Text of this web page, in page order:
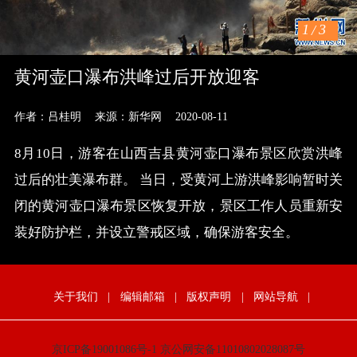
1 /3
黄河壶口瀑布洪峰过后开放迎客
作者：吕桂明 来源：新华网 2020-08-11
8月10日，游客在山西吉县黄河壶口瀑布景区欣赏洪峰
过后的壮美瀑布群。 当日，受黄河上游洪峰影响暂时关
闭的黄河壶口瀑布景区恢复开放，景区工作人员重新安
装好防护栏，并设立警戒区域，确保游客安全。
关于我们 | 编辑邮箱 | 版权声明 | 网站导航 |
京ICP备19001086号-1 京公网安备11010802028087号